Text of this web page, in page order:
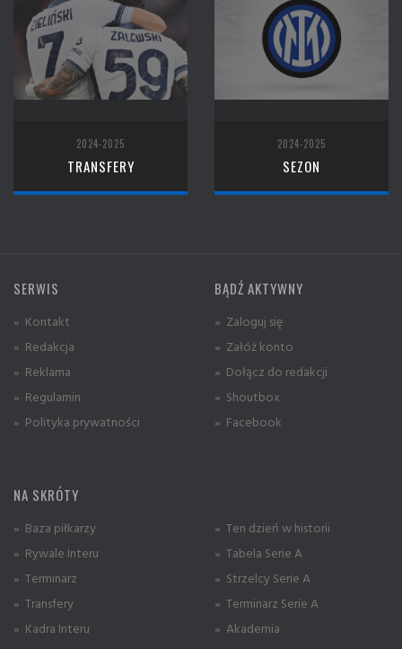
2024-2025
TRANSFERY
2024-2025
SEZON
SERWIS
» Kontakt
» Redakcja
» Reklama
» Regulamin
» Polityka prywatności
BĄDŹ AKTYWNY
» Zaloguj się
» Załóż konto
» Dołącz do redakcji
» Shoutbox
» Facebook
NA SKRÓTY
» Baza piłkarzy
» Rywale Interu
» Terminarz
» Transfery
» Kadra Interu
» Ten dzień w historii
» Tabela Serie A
» Strzelcy Serie A
» Terminarz Serie A
» Akademia